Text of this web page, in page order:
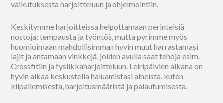
vaikutuksesta harjoitteluun ja ohjelmointiin.
Keskitymme harjoitteissa helpottamaan perinteisiä
nostoja; tempausta ja työntöä, mutta pyrimme myös
huomioimaan mahdollisimman hyvin muut harrastamasi
lajit ja antamaan vinkkejä, joiden avulla saat tehoja esim.
Crossfitiin ja fysiikkaharjoitteluun. Leiripäivien aikana on
hyvin aikaa keskustella haluamistasi aiheista, kuten
kilpailemisesta, harjoitusmääristä ja palautumisesta.